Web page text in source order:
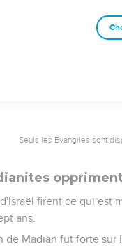
pour le cou des
tous tes
force ! Et le pays fut
Seuls les Évangiles sont
firent ce qui est
ans.
de Madian fut forte sur